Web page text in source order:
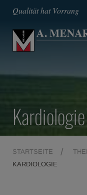
Qualität hat Vorrang
Kardiologie
STARTSEITE
KARDIOLOGIE